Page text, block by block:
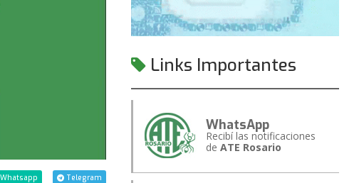
Telegram
Links Importantes
WhatsApp
Recibí las notificaciones
de ATE Rosario